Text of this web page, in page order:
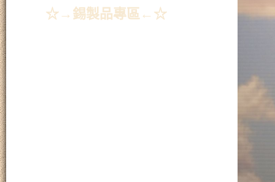
☆→錫製品專區←☆